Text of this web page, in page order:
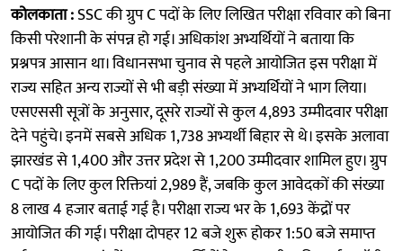
कोलकाता :SSC की ग्रुप C पदों के लिए लिखित परीक्षा रविवार को बिना
किसी परेशानी के संपन्न हो गई। अधिकांश अभ्यर्थियों ने बताया कि
प्रश्नपत्र आसान था। विधानसभा चुनाव से पहले आयोजित इस परीक्षा में
राज्य सहित अन्य राज्यों से भी बड़ी संख्या में अभ्यर्थियों ने भाग लिया।
एसएससी सूत्रों के अनुसार, दूसरे राज्यों से कुल 4,893 उम्मीदवार परीक्षा
देने पहुंचे। इनमें सबसे अधिक 1,738 अभ्यर्थी बिहार से थे। इसके अलावा
झारखंड से 1,400 और उत्तर प्रदेश से 1,200 उम्मीदवार शामिल हुए। ग्रुप
C पदों के लिए कुल रिक्तियां 2,989 हैं, जबकि कुल आवेदकों की संख्या
8 लाख 4 हजार बताई गई है। परीक्षा राज्य भर के 1,693 केंद्रों पर
आयोजित की गई। परीक्षा दोपहर 12 बजे शुरू होकर 1:50 बजे समाप्त